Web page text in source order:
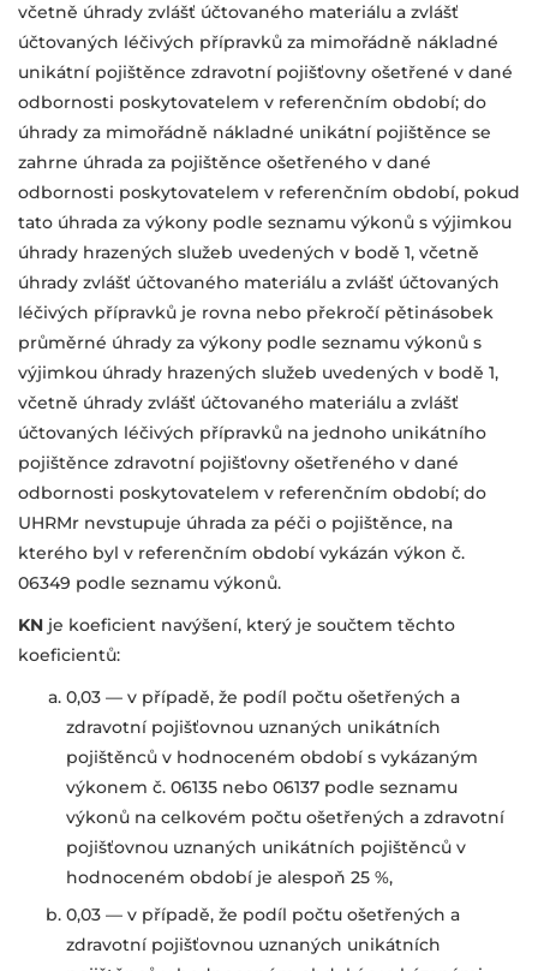
včetně úhrady zvlášť účtovaného materiálu a zvlášť
účtovaných léčivých přípravků za mimořádně nákladné
unikátní pojištěnce zdravotní pojišťovny ošetřené v dané
odbornosti poskytovatelem v referenčním období; do
úhrady za mimořádně nákladné unikátní pojištěnce se
zahrne úhrada za pojištěnce ošetřeného v dané
odbornosti poskytovatelem v referenčním období, pokud
tato úhrada za výkony podle seznamu výkonů s výjimkou
úhrady hrazených služeb uvedených v bodě 1, včetně
úhrady zvlášť účtovaného materiálu a zvlášť účtovaných
léčivých přípravků je rovna nebo překročí pětinásobek
průměrné úhrady za výkony podle seznamu výkonů s
výjimkou úhrady hrazených služeb uvedených v bodě 1,
včetně úhrady zvlášť účtovaného materiálu a zvlášť
účtovaných léčivých přípravků na jednoho unikátního
pojištěnce zdravotní pojišťovny ošetřeného v dané
odbornosti poskytovatelem v referenčním období; do
UHRMr nevstupuje úhrada za péči o pojištěnce, na
kterého byl v referenčním období vykázán výkon č.
06349 podle seznamu výkonů.
KN je koeficient navýšení, který je součtem těchto
koeficientů:
0,03 — v případě, že podíl počtu ošetřených a
zdravotní pojišťovnou uznaných unikátních
pojištěnců v hodnoceném období s vykázaným
výkonem č. 06135 nebo 06137 podle seznamu
výkonů na celkovém počtu ošetřených a zdravotní
pojišťovnou uznaných unikátních pojištěnců v
hodnoceném období je alespoň 25 %,
0,03 — v případě, že podíl počtu ošetřených a
zdravotní pojišťovnou uznaných unikátních